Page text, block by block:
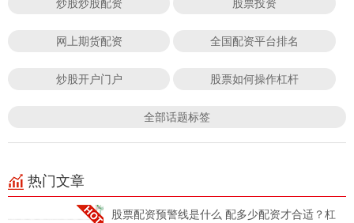
炒股炒股配资 股票投资
网上期货配资 全国配资平台排名
炒股开户门户 股票如何操作杠杆
全部话题标签
热门文章
股票配资预警线是什么 配多少配资才合适？杠